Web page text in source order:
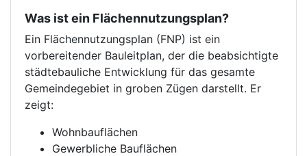
Was ist ein Flächennutzungsplan?
Ein Flächennutzungsplan (FNP) ist ein
vorbereitender Bauleitplan, der die beabsichtigte
städtebauliche Entwicklung für das gesamte
Gemeindegebiet in groben Zügen darstellt. Er
zeigt:
Wohnbauflächen
Gewerbliche Bauflächen